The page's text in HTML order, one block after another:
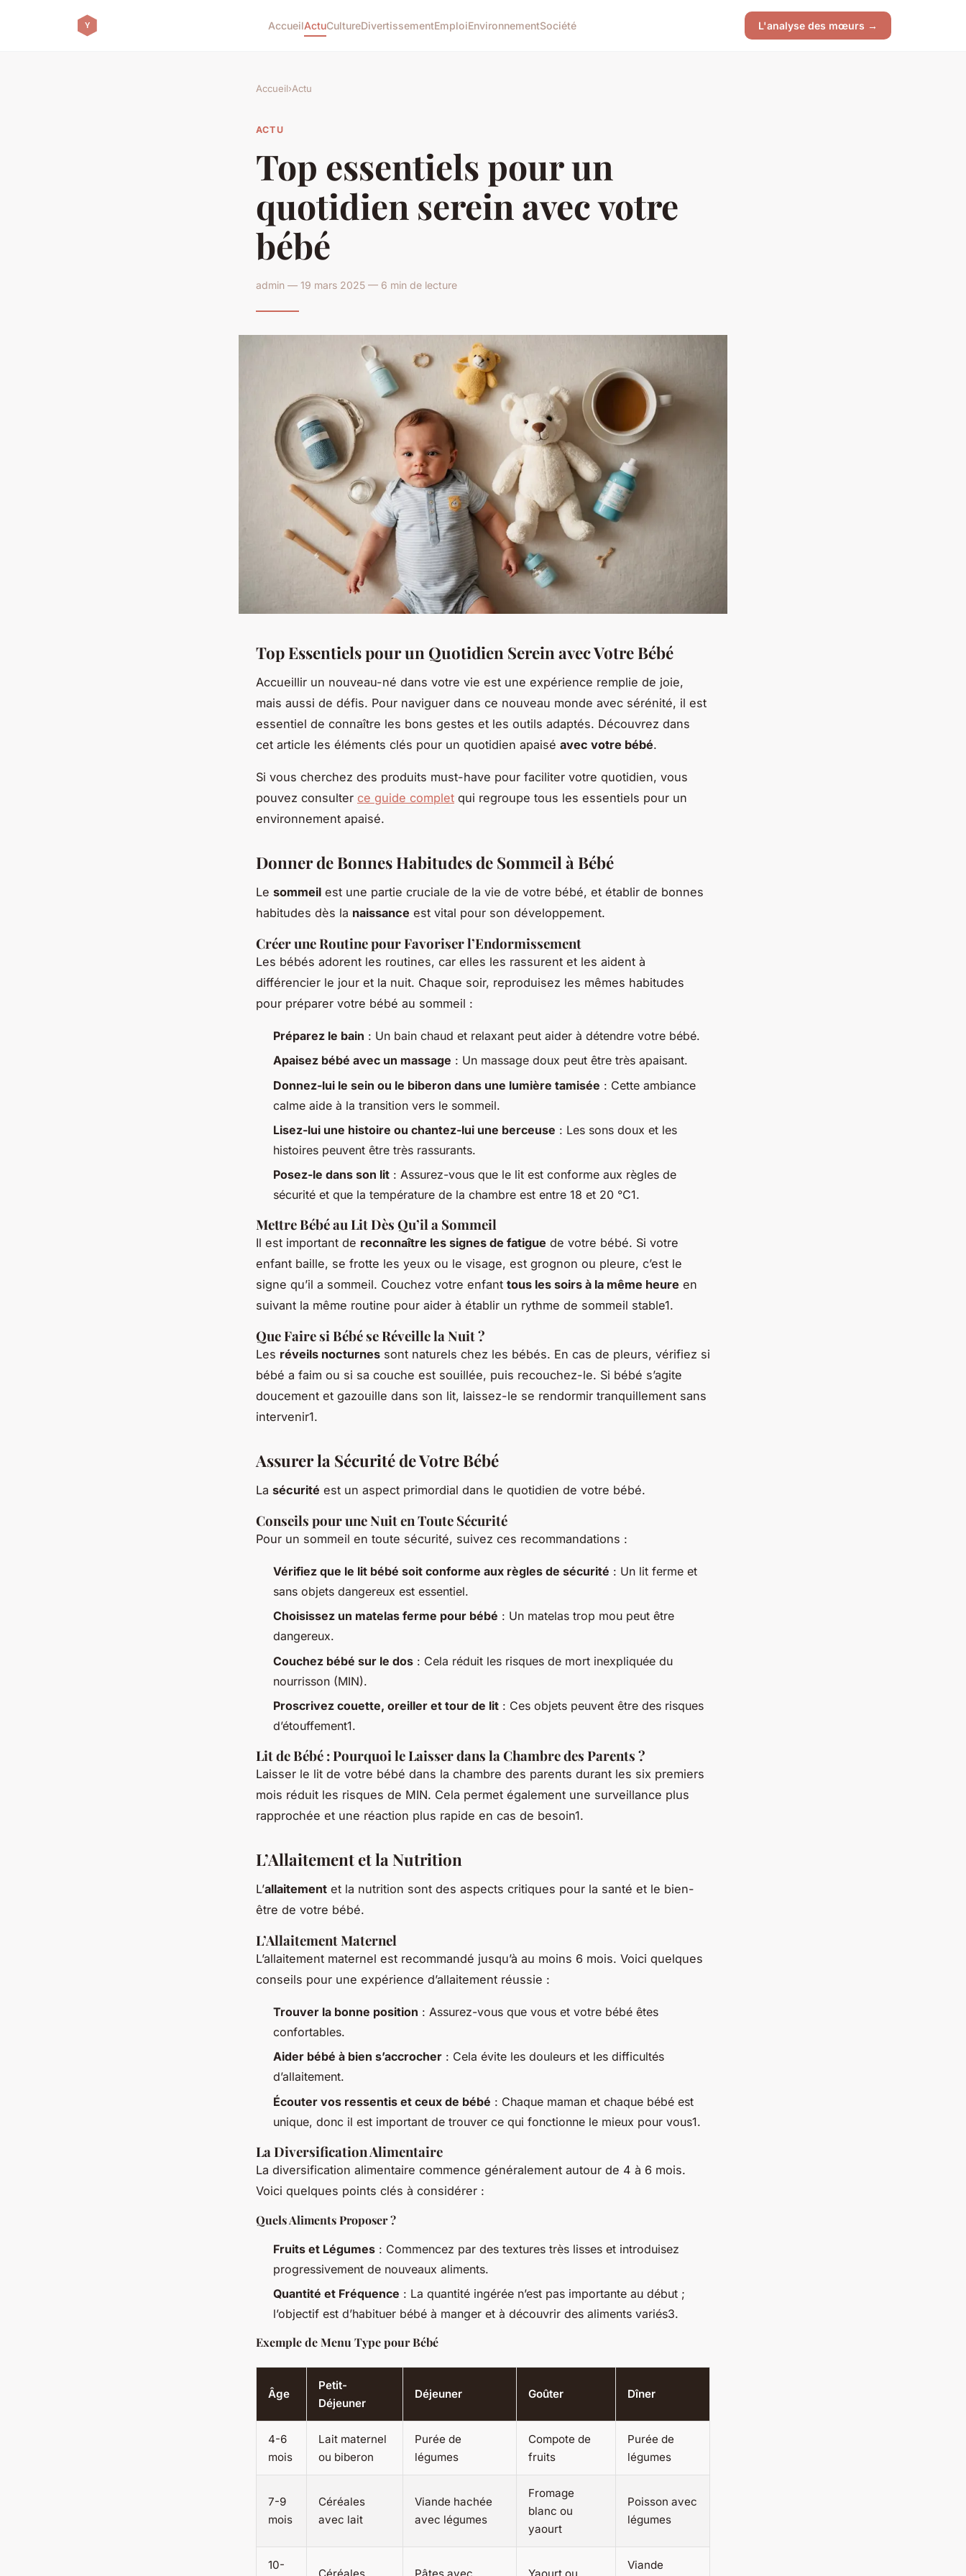
AccueilActuCultureDivertissementEmploiEnvironnementSociété L'analyse des mœurs →
Accueil›Actu
ACTU
Top essentiels pour un
quotidien serein avec votre
bébé
admin — 19 mars 2025 — 6 min de lecture
Top Essentiels pour un Quotidien Serein avec Votre Bébé
Accueillir un nouveau-né dans votre vie est une expérience remplie de joie,
mais aussi de défis. Pour naviguer dans ce nouveau monde avec sérénité, il est
essentiel de connaître les bons gestes et les outils adaptés. Découvrez dans
cet article les éléments clés pour un quotidien apaisé avec votre bébé.
Si vous cherchez des produits must-have pour faciliter votre quotidien, vous
pouvez consulter ce guide complet qui regroupe tous les essentiels pour un
environnement apaisé.
Donner de Bonnes Habitudes de Sommeil à Bébé
Le sommeil est une partie cruciale de la vie de votre bébé, et établir de bonnes
habitudes dès la naissance est vital pour son développement.
Créer une Routine pour Favoriser l’Endormissement
Les bébés adorent les routines, car elles les rassurent et les aident à
différencier le jour et la nuit. Chaque soir, reproduisez les mêmes habitudes
pour préparer votre bébé au sommeil :
Préparez le bain : Un bain chaud et relaxant peut aider à détendre votre bébé.
Apaisez bébé avec un massage : Un massage doux peut être très apaisant.
Donnez-lui le sein ou le biberon dans une lumière tamisée : Cette ambiance
calme aide à la transition vers le sommeil.
Lisez-lui une histoire ou chantez-lui une berceuse : Les sons doux et les
histoires peuvent être très rassurants.
Posez-le dans son lit : Assurez-vous que le lit est conforme aux règles de
sécurité et que la température de la chambre est entre 18 et 20 °C1.
Mettre Bébé au Lit Dès Qu’il a Sommeil
Il est important de reconnaître les signes de fatigue de votre bébé. Si votre
enfant baille, se frotte les yeux ou le visage, est grognon ou pleure, c’est le
signe qu’il a sommeil. Couchez votre enfant tous les soirs à la même heure en
suivant la même routine pour aider à établir un rythme de sommeil stable1.
Que Faire si Bébé se Réveille la Nuit ?
Les réveils nocturnes sont naturels chez les bébés. En cas de pleurs, vérifiez si
bébé a faim ou si sa couche est souillée, puis recouchez-le. Si bébé s’agite
doucement et gazouille dans son lit, laissez-le se rendormir tranquillement sans
intervenir1.
Assurer la Sécurité de Votre Bébé
La sécurité est un aspect primordial dans le quotidien de votre bébé.
Conseils pour une Nuit en Toute Sécurité
Pour un sommeil en toute sécurité, suivez ces recommandations :
Vérifiez que le lit bébé soit conforme aux règles de sécurité : Un lit ferme et
sans objets dangereux est essentiel.
Choisissez un matelas ferme pour bébé : Un matelas trop mou peut être
dangereux.
Couchez bébé sur le dos : Cela réduit les risques de mort inexpliquée du
nourrisson (MIN).
Proscrivez couette, oreiller et tour de lit : Ces objets peuvent être des risques
d’étouffement1.
Lit de Bébé : Pourquoi le Laisser dans la Chambre des Parents ?
Laisser le lit de votre bébé dans la chambre des parents durant les six premiers
mois réduit les risques de MIN. Cela permet également une surveillance plus
rapprochée et une réaction plus rapide en cas de besoin1.
L’Allaitement et la Nutrition
L’allaitement et la nutrition sont des aspects critiques pour la santé et le bien-
être de votre bébé.
L’Allaitement Maternel
L’allaitement maternel est recommandé jusqu’à au moins 6 mois. Voici quelques
conseils pour une expérience d’allaitement réussie :
Trouver la bonne position : Assurez-vous que vous et votre bébé êtes
confortables.
Aider bébé à bien s’accrocher : Cela évite les douleurs et les difficultés
d’allaitement.
Écouter vos ressentis et ceux de bébé : Chaque maman et chaque bébé est
unique, donc il est important de trouver ce qui fonctionne le mieux pour vous1.
La Diversification Alimentaire
La diversification alimentaire commence généralement autour de 4 à 6 mois.
Voici quelques points clés à considérer :
Quels Aliments Proposer ?
Fruits et Légumes : Commencez par des textures très lisses et introduisez
progressivement de nouveaux aliments.
Quantité et Fréquence : La quantité ingérée n’est pas importante au début ;
l’objectif est d’habituer bébé à manger et à découvrir des aliments variés3.
Exemple de Menu Type pour Bébé
Âge
Petit-
Déjeuner
Déjeuner Goûter Dîner
4-6
mois
Lait maternel
ou biberon
Purée de
légumes
Compote de
fruits
Purée de
légumes
7-9
mois
Céréales
avec lait
Viande hachée
avec légumes
Fromage
blanc ou
yaourt
Poisson avec
légumes
10- Viande